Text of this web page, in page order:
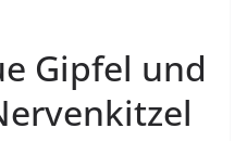
Gipfel und